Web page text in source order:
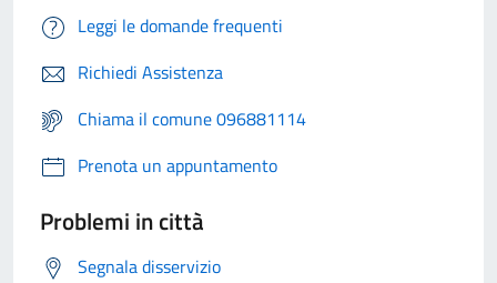
Leggi le domande frequenti
Richiedi Assistenza
Chiama il comune 096881114
Prenota un appuntamento
Problemi in città
Segnala disservizio